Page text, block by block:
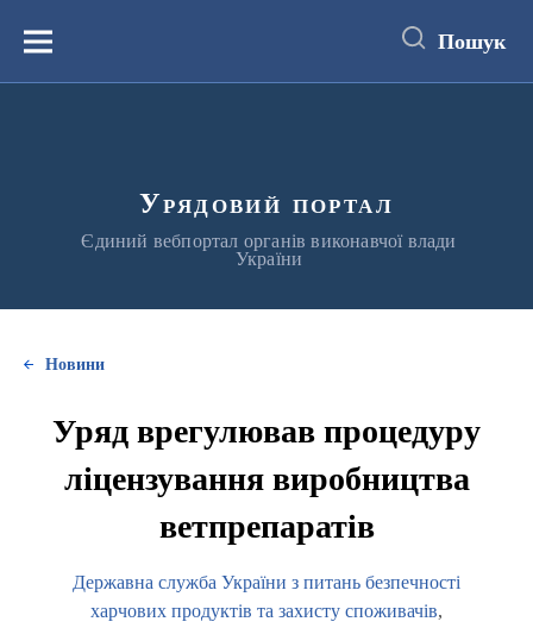
вмістуМеню Пошук
Урядовий портал
Єдиний вебпортал органів виконавчої влади
України
Новини
Уряд врегулював процедуру
ліцензування виробництва
ветпрепаратів
Державна служба України з питань безпечності
харчових продуктів та захисту споживачів,